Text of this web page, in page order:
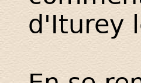
d'Iturey